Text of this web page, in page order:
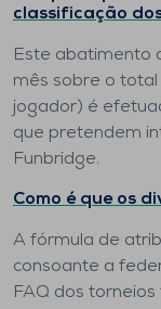
classificação
Este abatimento
mês sobre o
jogador) é
que pretendem
Funbridge.
Como é que os
A fórmula de
consoante a
FAQ dos